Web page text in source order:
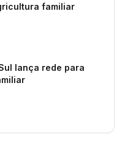
familiar
lança rede para